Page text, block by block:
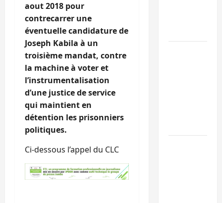
aout 2018 pour
contrecarrer une
éventuelle candidature de
Joseph Kabila à un
troisième mandat, contre
la machine à voter et
l’instrumentalisation
d’une justice de service
qui maintient en
détention les prisonniers
politiques.
Ci-dessous l’appel du CLC